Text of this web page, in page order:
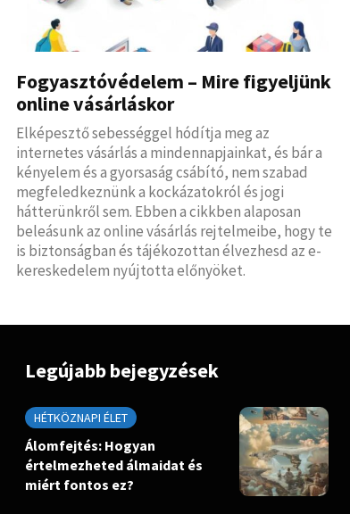
Fogyasztóvédelem – Mire figyeljünk
online vásárláskor
Elképesztő sebességgel hódítja meg az
internetes vásárlás a mindennapjainkat, és bár a
kényelem és a gyorsaság csábító, nem szabad
megfeledkeznünk a kockázatokról és jogi
hátterünkről sem. Ebben a cikkben alaposan
beleásunk az online vásárlás rejtelmeibe, hogy te
is biztonságban és tájékozottan élvezhesd az e-
kereskedelem nyújtotta előnyöket.
Legújabb bejegyzések
HÉTKÖZNAPI ÉLET
Álomfejtés: Hogyan
értelmezheted álmaidat és
miért fontos ez?